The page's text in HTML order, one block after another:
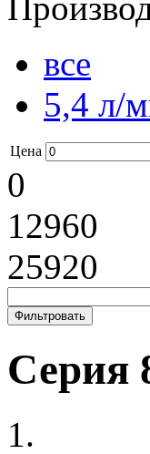
все
5,4 л/
Цена
0
12960
25920
Серия